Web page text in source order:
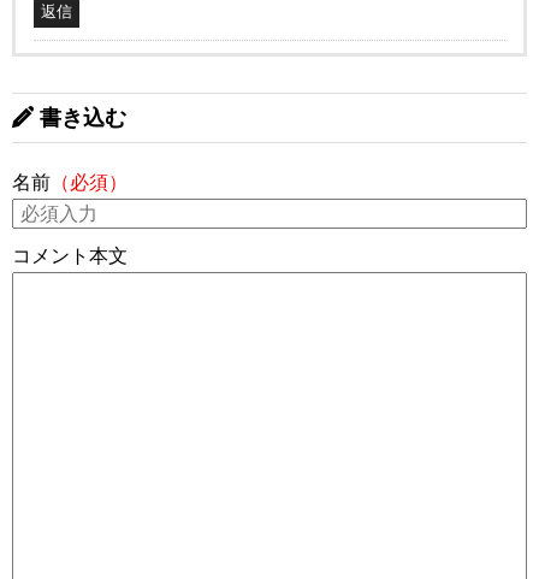
返信
書き込む
名前 （必須）
コメント本文